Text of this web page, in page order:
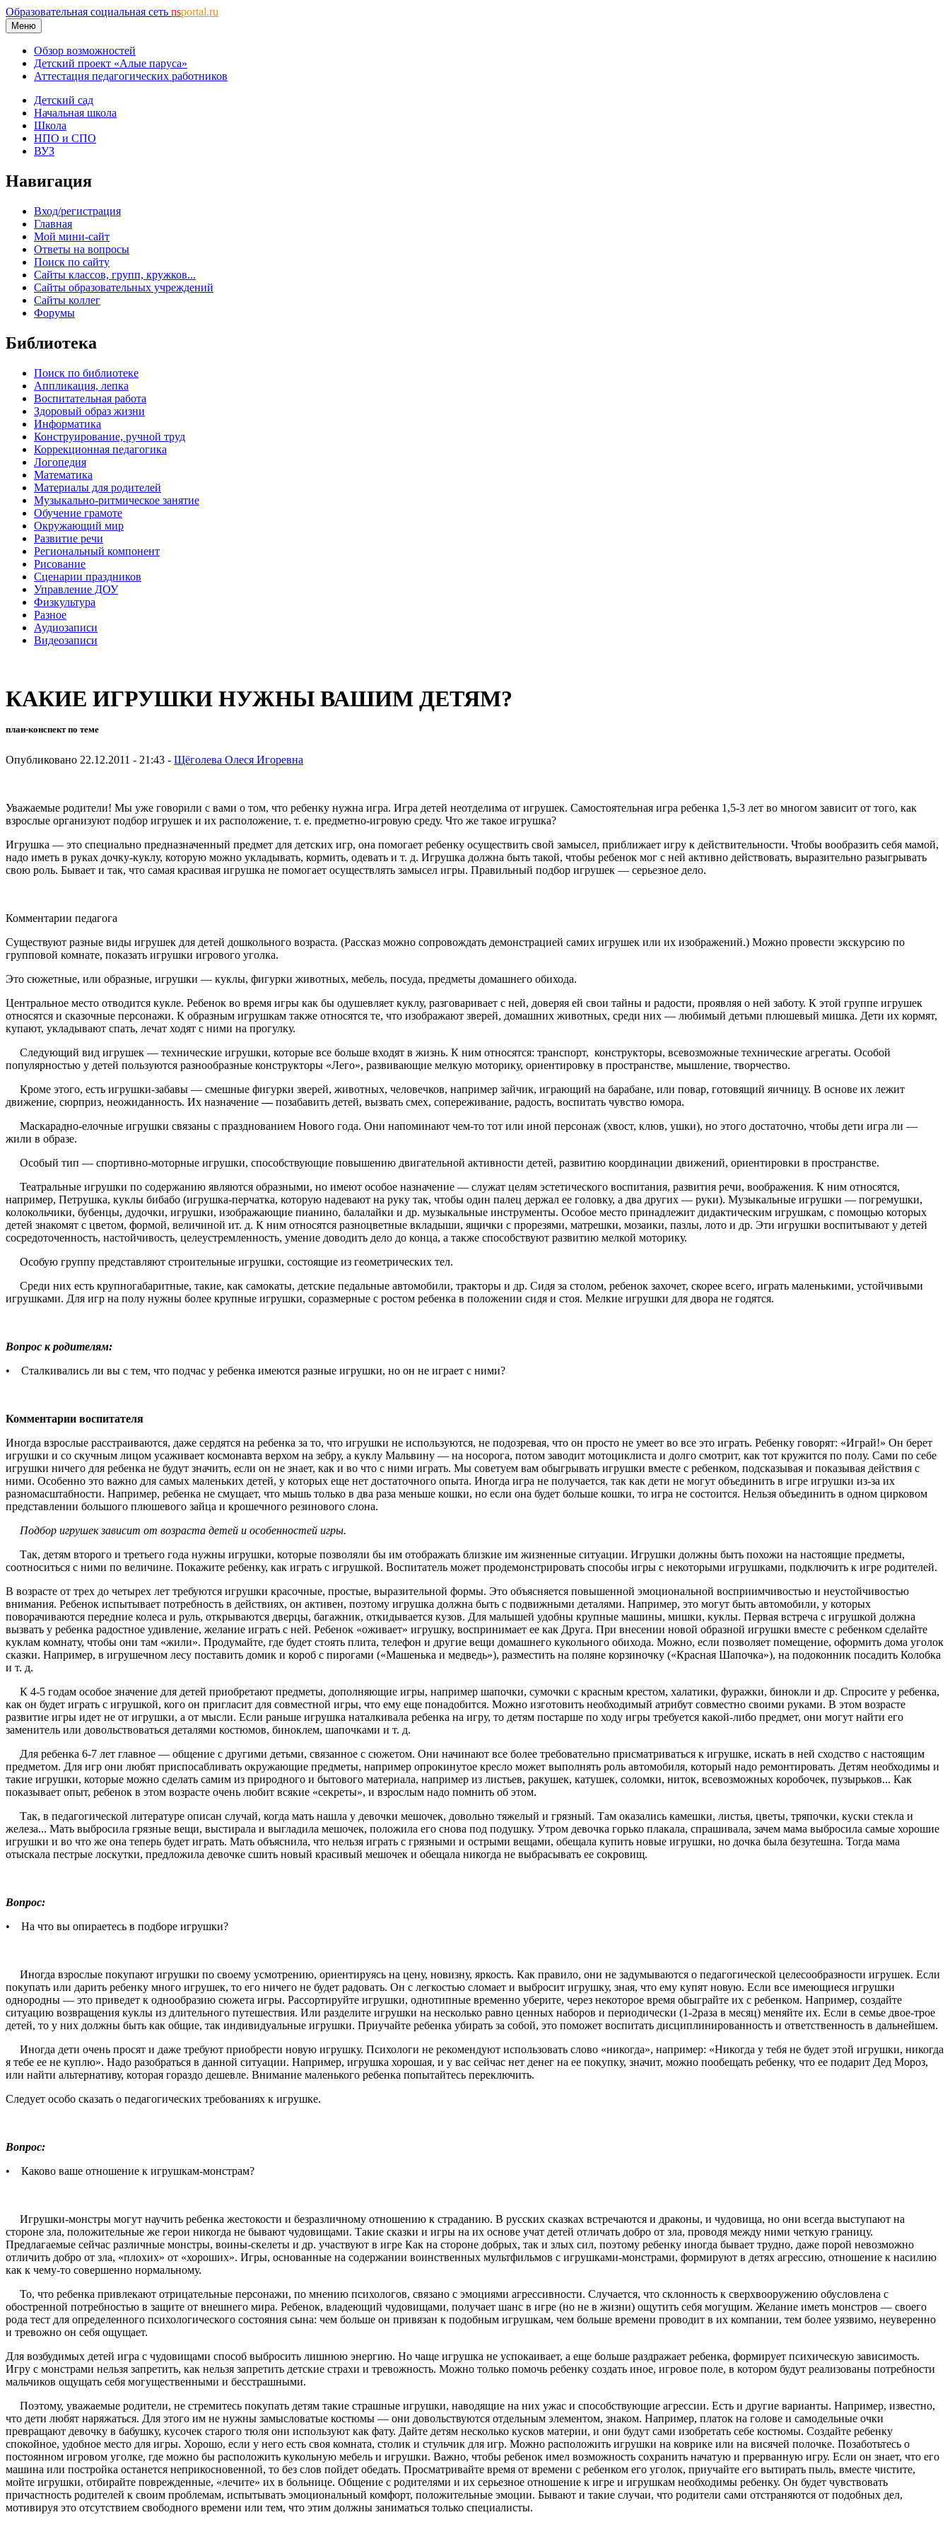
Образовательная социальная сеть nsportal.ru
Меню
Обзор возможностей
Детский проект «Алые паруса»
Аттестация педагогических работников
Детский сад
Начальная школа
Школа
НПО и СПО
ВУЗ
Навигация
Вход/регистрация
Главная
Мой мини-сайт
Ответы на вопросы
Поиск по сайту
Сайты классов, групп, кружков...
Сайты образовательных учреждений
Сайты коллег
Форумы
Библиотека
Поиск по библиотеке
Аппликация, лепка
Воспитательная работа
Здоровый образ жизни
Информатика
Конструирование, ручной труд
Коррекционная педагогика
Логопедия
Математика
Материалы для родителей
Музыкально-ритмическое занятие
Обучение грамоте
Окружающий мир
Развитие речи
Региональный компонент
Рисование
Сценарии праздников
Управление ДОУ
Физкультура
Разное
Аудиозаписи
Видеозаписи
КАКИЕ ИГРУШКИ НУЖНЫ ВАШИМ ДЕТЯМ?
план-конспект по теме
Опубликовано 22.12.2011 - 21:43 - Щёголева Олеся Игоревна
Уважаемые родители! Мы уже гово­рили с вами о том, что ребенку нужна игра. Игра детей неот­делима от игрушек. Самостоятельная игра ребенка 1,5-3 лет во многом зависит от того, как
взрослые организуют подбор игрушек и их расположение, т. е. предметно-игровую среду. Что же такое игрушка?
Игрушка — это специально предназначенный предмет для детских игр, она помогает ребенку осуществить свой замы­сел, приближает игру к действительности. Чтобы вообразить себя мамой,
надо иметь в руках дочку-куклу, которую можно укладывать, кормить, одевать и т. д. Игрушка должна быть такой, чтобы ребенок мог с ней активно действовать, вырази­тельно разыгрывать
свою роль. Бывает и так, что самая кра­сивая игрушка не помогает осуществлять замысел игры. Пра­вильный подбор игрушек — серьезное дело.
Комментарии педагога
Существуют разные виды игрушек для детей дошкольного возраста. (Рассказ можно сопровождать демонстрацией са­мих игрушек или их изображений.) Можно провести экскур­сию по
групповой комнате, показать игрушки игрового уголка.
Это сюжетные, или образные, игрушки — куклы, фигур­ки животных, мебель, посуда, предметы домашнего обихода.
Центральное место отводится кукле. Ребенок во время игры как бы одушевляет куклу, разговаривает с ней, доверяя ей свои тайны и радости, проявляя о ней заботу. К этой группе игрушек
относятся и сказочные персонажи. К образным иг­рушкам также относятся те, что изображают зверей, домашних животных, среди них — любимый детьми плюшевый мишка. Дети их кормят,
купают, укладывают спать, лечат ходят с ними на прогулку.
Следующий вид игрушек — технические игрушки, которые все больше входят в жизнь. К ним относятся: транспорт, конструкторы, всевозможные технические агрегаты. Особой
популярностью у детей пользуются разнообразные конструкторы «Лего», развивающие мелкую моторику, ориентировку в пространстве, мышление, творчество.
Кроме этого, есть игрушки-забавы — смешные фигурки зверей, животных, человечков, например зайчик, играющий на барабане, или повар, готовящий яичницу. В основе их лежит
движение, сюрприз, неожиданность. Их назначение—позабавить детей, вызвать смех, сопереживание, радость, воспитать чувство юмора.
Маскарадно-елочные игрушки связаны с празднованием Нового года. Они напоминают чем-то тот или иной персонаж (хвост, клюв, ушки), но этого достаточно, чтобы дети игра ли —
жили в образе.
Особый тип — спортивно-моторные игрушки, способствующие повышению двигательной активности детей, развитию координации движений, ориентировки в пространстве.
Театральные игрушки по содержанию являются образны­ми, но имеют особое назначение — служат целям эстетиче­ского воспитания, развития речи, воображения. К ним отно­сятся,
например, Петрушка, куклы бибабо (игрушка-перчат­ка, которую надевают на руку так, чтобы один палец держал ее головку, а два других — руки). Музыкальные игрушки — погремушки,
колокольчики, бубенцы, дудочки, игрушки, изоб­ражающие пианино, балалайки и др. музыкальные инстру­менты. Особое место принадлежит дидактическим игрушкам, с помощью которых
детей знакомят с цветом, формой, вели­чиной ит. д. К ним относятся разноцветные вкладыши, ящички с прорезями, матрешки, мозаики, пазлы, лото и др. Эти иг­рушки воспитывают у детей
сосредоточенность, настойчивость, целеустремленность, умение доводить дело до конца, а также способствуют развитию мелкой моторику.
Особую группу представляют строительные игрушки, со­стоящие из геометрических тел.
Среди них есть крупногабаритные, такие, как самокаты, детские педальные автомобили, тракторы и др. Сидя за сто­лом, ребенок захочет, скорее всего, играть маленькими, ус­тойчивыми
игрушками. Для игр на полу нужны более круп­ные игрушки, соразмерные с ростом ребенка в положении сидя и стоя. Мелкие игрушки для двора не годятся.
Вопрос к родителям:
• Сталкивались ли вы с тем, что подчас у ребенка имеются разные игрушки, но он не играет с ними?
Комментарии воспитателя
Иногда взрослые расстраиваются, даже сердятся на ре­бенка за то, что игрушки не используются, не подозревая, что он просто не умеет во все это играть. Ребенку говорят: «Играй!» Он берет
игрушки и со скучным лицом усаживает космонавта верхом на зебру, а куклу Мальвину — на носоро­га, потом заводит мотоциклиста и долго смотрит, как тот кружится по полу. Сами по себе
игрушки ничего для ребен­ка не будут значить, если он не знает, как и во что с ними играть. Мы советуем вам обыгрывать игрушки вместе с ре­бенком, подсказывая и показывая действия с
ними. Особен­но это важно для самых маленьких детей, у которых еще нет достаточного опыта. Иногда игра не получается, так как дети не могут объединить в игре игрушки из-за их
разномасштабности. Например, ребенка не смущает, что мышь только в два раза меньше кошки, но если она будет больше кошки, то игра не состоится. Нельзя объединить в одном цирковом
представлении большого плюшевого зайца и крошечного ре­зинового слона.
Подбор игрушек зависит от возраста детей и особенно­стей игры.
Так, детям второго и третьего года нужны игрушки, кото­рые позволяли бы им отображать близкие им жизненные си­туации. Игрушки должны быть похожи на настоящие пред­меты,
соотноситься с ними по величине. Покажите ребенку, как играть с игрушкой. Воспитатель может продемонстриро­вать способы игры с некоторыми игрушками, подключить к игре родителей.
В возрасте от трех до четырех лет требуются игрушки красочные, простые, выразительной формы. Это объясняется повышенной эмоциональной восприимчивостью и неустойчи­востью
внимания. Ребенок испытывает потребность в действи­ях, он активен, поэтому игрушка должна быть с подвижными деталями. Например, это могут быть автомобили, у которых
поворачиваются передние колеса и руль, открываются двер­цы, багажник, откидывается кузов. Для малышей удобны крупные машины, мишки, куклы. Первая встреча с игруш­кой должна
вызвать у ребенка радостное удивление, желание играть с ней. Ребенок «оживает» игрушку, воспринимает ее как Друга. При внесении новой образной игрушки вместе с ребенком сделайте
куклам комнату, чтобы они там «жили». Продумайте, где будет стоять плита, телефон и другие вещи домашнего кукольного обихода. Можно, если позволяет поме­щение, оформить дома уголок
сказки. Например, в игрушеч­ном лесу поставить домик и короб с пирогами («Машенька и медведь»), разместить на поляне корзиночку («Красная Ша­почка»), на подоконник посадить Колобка
и т. д.
К 4-5 годам особое значение для детей приобретают пред­меты, дополняющие игры, например шапочки, сумочки с крас­ным крестом, халатики, фуражки, бинокли и др. Спросите у ребенка,
как он будет играть с игрушкой, кого он пригласит для совместной игры, что ему еще понадобится. Можно изго­товить необходимый атрибут совместно своими руками. В этом возрасте
развитие игры идет не от игрушки, а от мысли. Если раньше игрушка наталкивала ребенка на игру, то детям по­старше по ходу игры требуется какой-либо предмет, они мо­гут найти его
заменитель или довольствоваться деталями ко­стюмов, биноклем, шапочками и т. д.
Для ребенка 6-7 лет главное — общение с другими деть­ми, связанное с сюжетом. Они начинают все более требова­тельно присматриваться к игрушке, искать в ней сходство с настоящим
предметом. Для игр они любят приспосабливать окружающие предметы, например опрокинутое кресло может выполнять роль автомобиля, который надо ремонтировать. Детям необходимы и
такие игрушки, которые можно сделать самим из природного и бытового материала, например из лис­тьев, ракушек, катушек, соломки, ниток, всевозможных ко­робочек, пузырьков... Как
показывает опыт, ребенок в этом возрасте очень любит всякие «секреты», и взрослым надо по­мнить об этом.
Так, в педагогической литературе описан случай, когда мать нашла у девочки мешочек, довольно тяжелый и гряз­ный. Там оказались камешки, листья, цветы, тряпочки, кус­ки стекла и
железа... Мать выбросила грязные вещи, высти­рала и выгладила мешочек, положила его снова под подушку. Утром девочка горько плакала, спрашивала, зачем мама вы­бросила самые хорошие
игрушки и во что же она теперь будет играть. Мать объяснила, что нельзя играть с грязными и ост­рыми вещами, обещала купить новые игрушки, но дочка была безутешна. Тогда мама
отыскала пестрые лоскутки, предло­жила девочке сшить новый красивый мешочек и обещала никогда не выбрасывать ее сокровищ.
Вопрос:
• На что вы опираетесь в подборе игрушки?
Иногда взрослые покупают игрушки по своему усмотре­нию, ориентируясь на цену, новизну, яркость. Как правило, они не задумываются о педагогической целесообразности иг­рушек. Если
покупать или дарить ребенку много игрушек, то его ничего не будет радовать. Он с легкостью сломает и выбро­сит игрушку, зная, что ему купят новую. Если все имеющие­ся игрушки
однородны — это приведет к однообразию сюжета игры. Рассортируйте игрушки, однотипные временно убери­те, через некоторое время обыграйте их с ребенком. Напри­мер, создайте
ситуацию возвращения куклы из длительного путешествия. Или разделите игрушки на несколько равно ценных наборов и периодически (1-2раза в месяц) меняйте их. Если в семье двое-трое
детей, то у них должны быть как общие, так индивидуальные игрушки. Приучайте ребенка убирать за собой, это поможет воспитать дисциплинирован­ность и ответственность в дальнейшем.
Иногда дети очень просят и даже требуют приобрести но­вую игрушку. Психологи не рекомендуют использовать слово «никогда», например: «Никогда у тебя не будет этой игрушки, никогда
я тебе ее не куплю». Надо разобраться в данной ситу­ации. Например, игрушка хорошая, и у вас сейчас нет денег на ее покупку, значит, можно пообещать ребенку, что ее подарит Дед Мороз,
или найти альтернативу, которая гораздо дешевле. Внимание маленького ребенка попытайтесь переключить.
Следует особо сказать о педагогических требованиях к игрушке.
Вопрос:
• Каково ваше отношение к игрушкам-монстрам?
Игрушки-монстры могут научить ребенка жестокости и безразличному отношению к страданию. В русских сказках встречаются и драконы, и чудовища, но они всегда выступают на
стороне зла, положительные же герои никогда не бывают чудовищами. Такие сказки и игры на их основе учат детей отличать добро от зла, проводя между ними четкую границу.
Предлагаемые сейчас различные монстры, воины-скелеты и др. участвуют в игре Как на стороне добрых, так и злых сил, поэтому ребенку иногда бывает трудно, даже порой невозмож­но
отличить добро от зла, «плохих» от «хороших». Игры, основанные на содержании воинственных мультфильмов с игрушками-монстрами, формируют в детях агрессию, отноше­ние к насилию
как к чему-то совершенно нормальному.
То, что ребенка привлекают отрицательные персонажи, по мнению психологов, связано с эмоциями агрессивности. Случается, что склонность к сверхвооружению обусловлена с
обостренной потребностью в защите от внешнего мира. Ребе­нок, владеющий чудовищами, получает шанс в игре (но не в жизни) ощутить себя могущим. Желание иметь монстров — своего
рода тест для определенного психологического состоя­ния сына: чем больше он привязан к подобным игрушкам, чем больше времени проводит в их компании, тем более уяз­вимо, неуверенно
и тревожно он себя ощущает.
Для возбудимых детей игра с чудовищами способ выбро­сить лишнюю энергию. Но чаще игрушка не успокаивает, а еще больше раздражает ребенка, формирует психическую за­висимость.
Игру с монстрами нельзя запретить, как нельзя запретить детские страхи и тревожность. Можно только по­мочь ребенку создать иное, игровое поле, в котором будут ре­ализованы потребности
мальчиков ощущать себя могуществен­ными и бесстрашными.
Поэтому, уважаемые родители, не стремитесь покупать детям такие страшные игрушки, наводящие на них ужас и способствующие агрессии. Есть и другие варианты. Напри­мер, известно,
что дети любят наряжаться. Для этого им не нужны замысловатые костюмы — они довольствуются отдель­ным элементом, знаком. Например, платок на голове и само­дельные очки
превращают девочку в бабушку, кусочек старо­го тюля они используют как фату. Дайте детям несколько кусков материи, и они будут сами изобретать себе костюмы. Создайте ребенку
спокойное, удобное место для игры. Хоро­шо, если у него есть своя комната, столик и стульчик для игр. Можно расположить игрушки на коврике или на висячей по­лочке. Позаботьтесь о
постоянном игровом уголке, где можно бы расположить кукольную мебель и игрушки. Важно, чтобы ребенок имел возможность сохранить начатую и прерванную игру. Если он знает, что его
машина или постройка останется неприкосновенной, то без слов пойдет обедать. Просматривай­те время от времени с ребенком его уголок, приучайте его вытирать пыль, вместе чистите,
мойте игрушки, отбирайте поврежденные, «лечите» их в больнице. Общение с родителя­ми и их серьезное отношение к игре и игрушкам необходимы ребенку. Он будет чувствовать
причастность родителей к сво­им проблемам, испытывать эмоциональный комфорт, поло­жительные эмоции. Бывают и такие случаи, что родители сами отстраняются от подобных дел,
мотивируя это отсутствием свободного времени или тем, что этим должны заниматься только специалисты.